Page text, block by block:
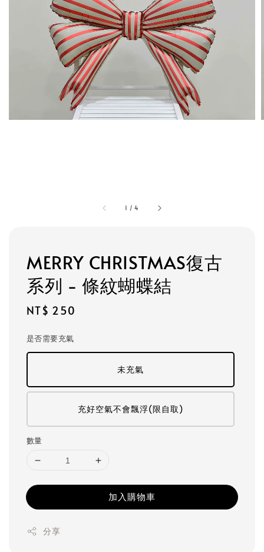
1 /4
MERRY CHRISTMAS復古
系列 - 條紋蝴蝶結
Regular
NT$ 250
是否需要充氣
未充氣
充好空氣不會飄浮(限自取)
數量
加入購物車
分享